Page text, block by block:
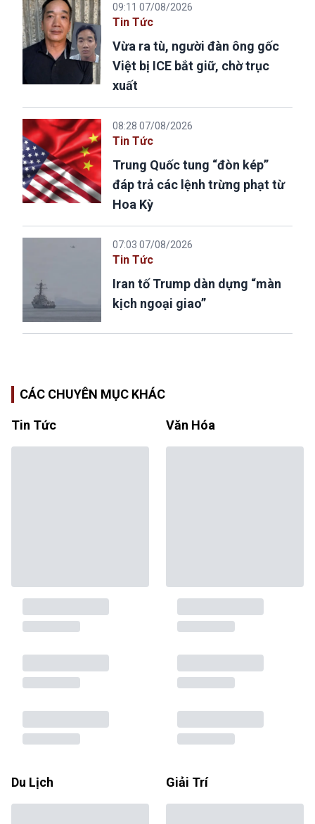
09:11 07/08/2026
Tin Tức
Vừa ra tù, người đàn ông gốc
Việt bị ICE bắt giữ, chờ trục
xuất
08:28 07/08/2026
Tin Tức
Trung Quốc tung “đòn kép”
đáp trả các lệnh trừng phạt từ
Hoa Kỳ
07:03 07/08/2026
Tin Tức
Iran tố Trump dàn dựng “màn
kịch ngoại giao”
CÁC CHUYÊN MỤC KHÁC
Tin Tức Văn Hóa
Du Lịch Giải Trí